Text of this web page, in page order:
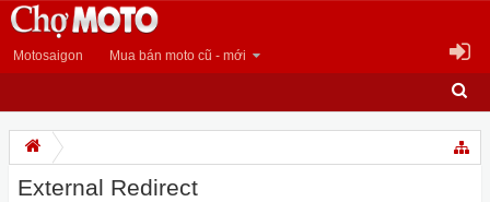
Motosaigon Mua bán moto cũ - mới
External Redirect